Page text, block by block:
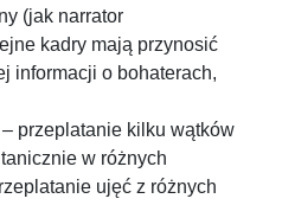
(jak narrator
kadry mają przynosić
informacji o bohaterach,
– przeplatanie kilku wątków
w różnych
ujęć z różnych